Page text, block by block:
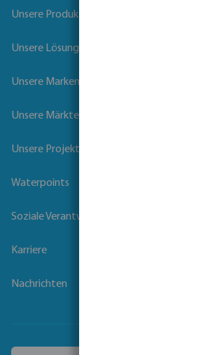
Unsere Produkte
Unsere Lösungen
Unsere Marken
Unsere Märkte
Unsere Projekte
Waterpoints
Soziale Verantwortung der Unternehmen
Karriere
Nachrichten